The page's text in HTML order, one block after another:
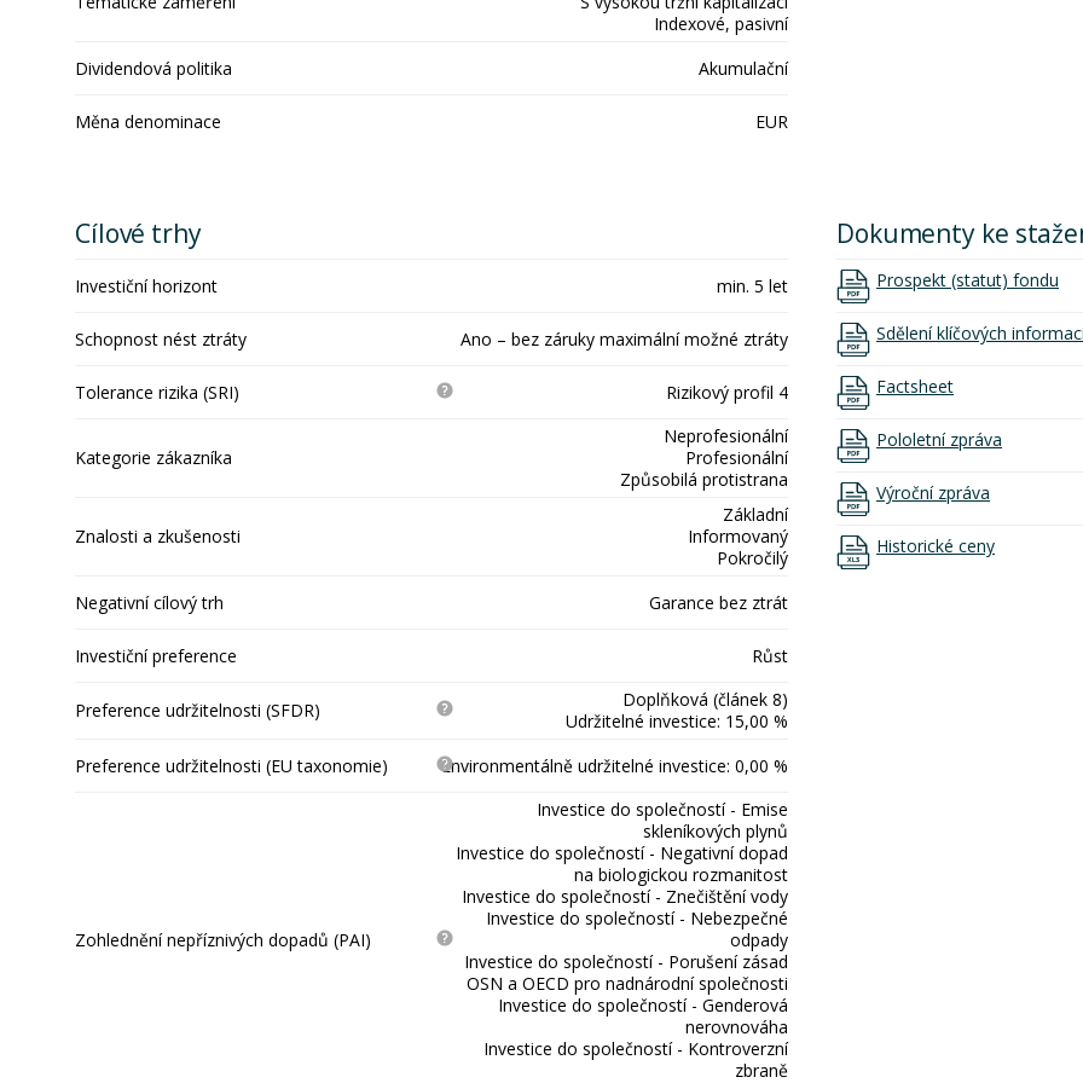
Indexové, pasivní
Dividendová politika
Akumulační
Měna denominace EUR
Cílové trhy
Investiční horizont min. 5 let
Schopnost nést ztráty Ano – bez záruky maximální možné ztráty
Tolerance rizika (SRI) Rizikový profil 4
Kategorie zákazníka
Neprofesionální
Profesionální
Způsobilá protistrana
Znalosti a zkušenosti
Základní
Informovaný
Pokročilý
Negativní cílový trh
Garance bez ztrát
Investiční preference Růst
Preference udržitelnosti (SFDR)
Doplňková (článek 8)
Udržitelné investice: 15,00 %
Preference udržitelnosti (EU taxonomie)
Environmentálně udržitelné investice: 0,00 %
Zohlednění nepříznivých dopadů (PAI)
Investice do společností - Emise
skleníkových plynů
Investice do společností - Negativní dopad
na biologickou rozmanitost
Investice do společností - Znečištění vody
Investice do společností - Nebezpečné
odpady
Investice do společností - Porušení zásad
OSN a OECD pro nadnárodní společnosti
Investice do společností - Genderová
nerovnováha
Investice do společností - Kontroverzní
zbraně
Dokumenty ke
Prospekt (statut) fondu
Sdělení klíčových
Factsheet
Pololetní zpráva
Výroční zpráva
Historické ceny